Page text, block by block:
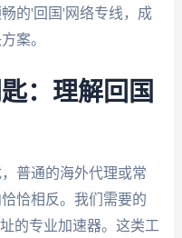
的'回国'网络专线，成
案。
：理解回国
普通的海外代理或常
恰相反。我们需要的
的专业加速器。这类工